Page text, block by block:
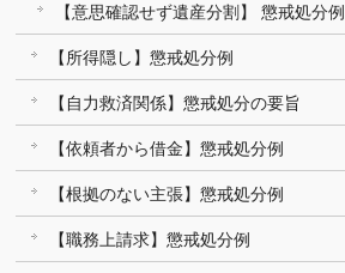
【意思確認せず遺産分割】 懲戒処分例
【所得隠し】懲戒処分例
【自力救済関係】懲戒処分の要旨
【依頼者から借金】懲戒処分例
【根拠のない主張】懲戒処分例
【職務上請求】懲戒処分例